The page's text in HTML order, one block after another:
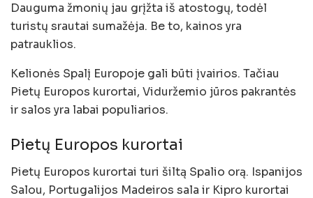
Dauguma žmonių jau grįžta iš atostogų, todėl
turistų srautai sumažėja. Be to, kainos yra
patrauklios.
Kelionės Spalį Europoje gali būti įvairios. Tačiau
Pietų Europos kurortai, Viduržemio jūros pakrantės
ir salos yra labai populiarios.
Pietų Europos kurortai
Pietų Europos kurortai turi šiltą Spalio orą. Ispanijos
Salou, Portugalijos Madeiros sala ir Kipro kurortai